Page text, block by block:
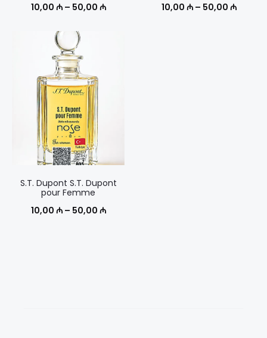
10,00 ₼ – 50,00 ₼Диапазон
10,00 ₼ – 50,00 ₼
S.T. Dupont S.T. Dupont
pour Femme
10,00 ₼ – 50,00 ₼Диапазон